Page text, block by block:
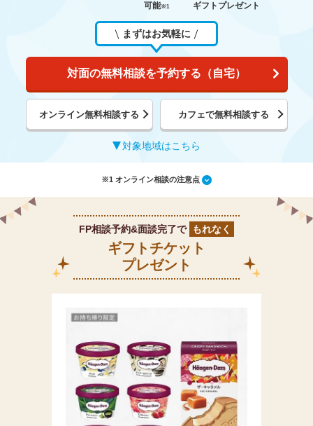
可能※1
ギフトプレゼント
まずはお気軽に
対面の無料相談を予約する（自宅）
オンライン無料相談する カフェで無料相談する
対象地域はこちら
※1 オンライン相談の注意点
FP相談予約&面談完了で もれなく
ギフトチケット
プレゼント